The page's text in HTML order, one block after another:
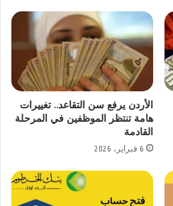
الأردن يرفع سن التقاعد.. تغييرات
هامة تنتظر الموظفين في المرحلة
القادمة
6 فبراير، 2026